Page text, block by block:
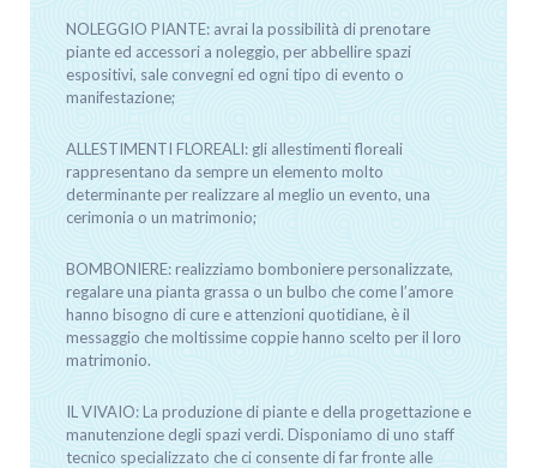
NOLEGGIO PIANTE: avrai la possibilità di prenotare
piante ed accessori a noleggio, per abbellire spazi
espositivi, sale convegni ed ogni tipo di evento o
manifestazione;
ALLESTIMENTI FLOREALI: gli allestimenti floreali
rappresentano da sempre un elemento molto
determinante per realizzare al meglio un evento, una
cerimonia o un matrimonio;
BOMBONIERE: realizziamo bomboniere personalizzate,
regalare una pianta grassa o un bulbo che come l’amore
hanno bisogno di cure e attenzioni quotidiane, è il
messaggio che moltissime coppie hanno scelto per il loro
matrimonio.
IL VIVAIO: La produzione di piante e della progettazione e
manutenzione degli spazi verdi. Disponiamo di uno staff
tecnico specializzato che ci consente di far fronte alle